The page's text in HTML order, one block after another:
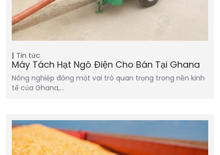
Tin tức
Máy Tách Hạt Ngô Điện Cho Bán Tại Ghana
Nông nghiệp đóng một vai trò quan trọng trong nền kinh
tế của Ghana,…